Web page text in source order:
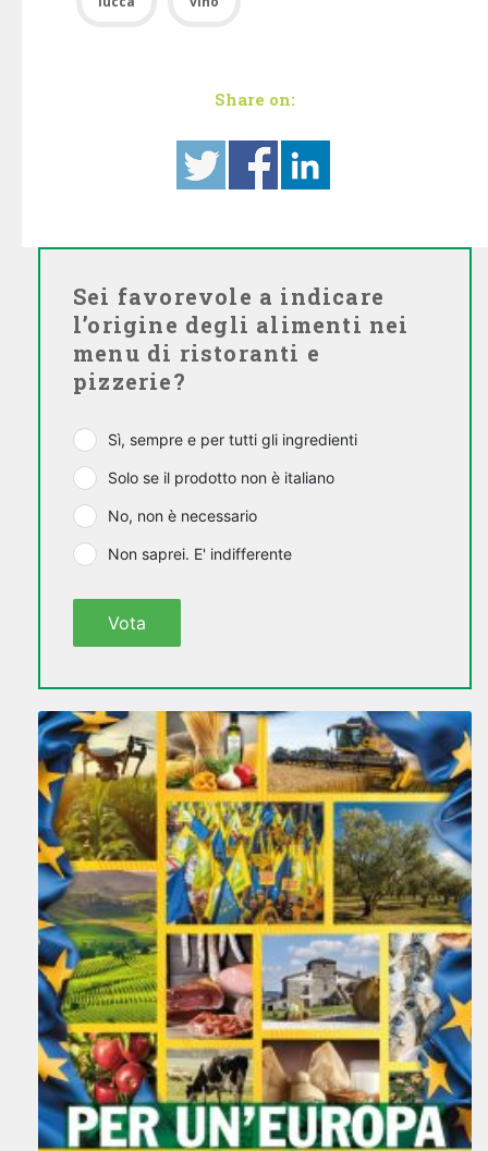
Share on:
Sei favorevole a indicare
l’origine degli alimenti nei
menu di ristoranti e
pizzerie?
Sì, sempre e per tutti gli ingredienti
Solo se il prodotto non è italiano
No, non è necessario
Non saprei. E' indifferente
Vota